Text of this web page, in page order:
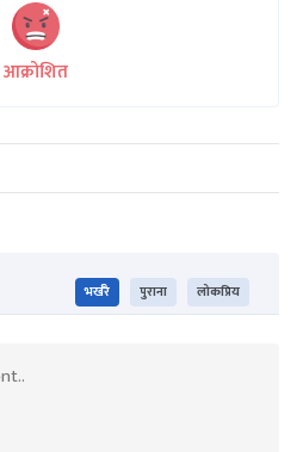
आक्रोशित
भर्खरै पुराना लोकप्रिय